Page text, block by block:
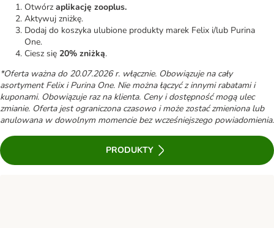
Otwórz aplikację zooplus.
Aktywuj zniżkę.
Dodaj do koszyka ulubione produkty marek Felix i/lub Purina
One.
Ciesz się 20% zniżką.
*Oferta ważna do 20.07.2026 r. włącznie. Obowiązuje na cały
asortyment Felix i Purina One. Nie można łączyć z innymi rabatami i
kuponami. Obowiązuje raz na klienta. Ceny i dostępność mogą ulec
zmianie. Oferta jest ograniczona czasowo i może zostać zmieniona lub
anulowana w dowolnym momencie bez wcześniejszego powiadomienia.
PRODUKTY